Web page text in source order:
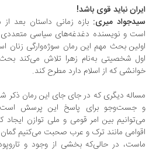
نباید قوی باشد!
میری:
و نویسنده دغدغه‌های سیاسی متعددی را
شخصیتی به‌نام زهرا تلاش می‌کند بحث
که از اسلام دارد مطرح کند.
دیگری که در جای جای این رمان ذکر شده
جست‌وجو برای پاسخ این پرسش است که ما
بین امر قومی و ملی توازن ایجاد کنیم؟
مانند ترک و عرب صحبت می‌کنیم گمان
در حالی‌که بخشی از وجود و تاروپود